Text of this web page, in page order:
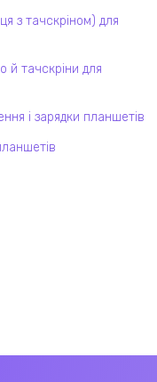
з тачскріном) для
й тачскріни для
і зарядки планшетів